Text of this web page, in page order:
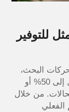
للتوفير
البحث،
ستجدين مواقع تروج لخصومات خيالية تصل إلى 50% أو
من خلال
الفعلي